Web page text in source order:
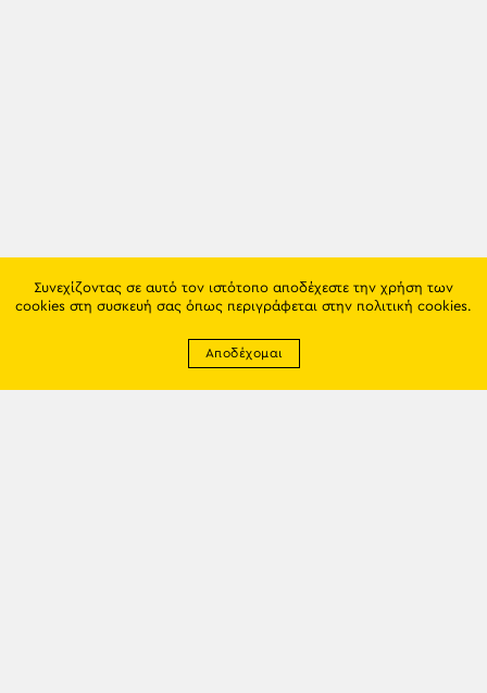
Συνεχίζοντας σε αυτό τον ιστότοπο αποδέχεστε την χρήση των
cookies στη συσκευή σας όπως περιγράφεται στην πολιτική cookies.
Αποδέχομαι